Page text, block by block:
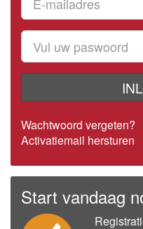
Wachtwoord vergeten?
Activatiemail hersturen